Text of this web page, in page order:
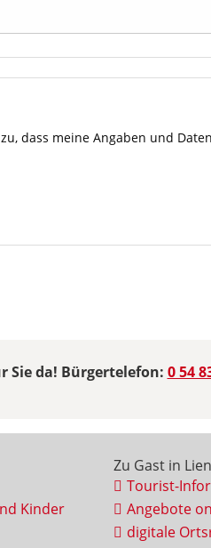
dass meine Angaben und
Sie da! Bürgertelefon: 0 54
Kinder
Zu Gast in
Tourist-
Angebote
digitale